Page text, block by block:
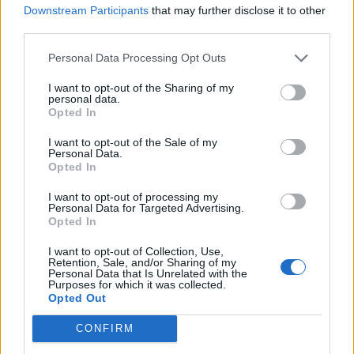
Downstream Participants that may further disclose it to other
Personal Data Processing Opt Outs
I want to opt-out of the Sharing of my
personal data.
Opted In
I want to opt-out of the Sale of my
Personal Data.
Opted In
I want to opt-out of processing my
Personal Data for Targeted Advertising.
Opted In
I want to opt-out of Collection, Use,
Retention, Sale, and/or Sharing of my
Personal Data that Is Unrelated with the
Purposes for which it was collected.
Opted Out
CONFIRM
ΠΕΡΙΒΑΛΛΟΝ
Πενθήμερο υψηλών
Στους 38 βαθμούς ο υδράργυρος
οι άνεμοι στην περιοχή
ΕΛΛΑΔΑ
Δεύτερη εμπλοκή κάβου στο
μήνες
Μετά το περιστατικό της
Μυτιλήνης στις 3 Ιουνίου, ανάλογο
συμβάν καταγράφηκε κατά την
πρόσδεση του πλοίου στο λιμάνι
του Ηρακλείου
ΑΤΖΕΝΤΑ
«Ο Μύθος της Νυφίδας»
ζωντανεύει δίπλα στη θάλασσα